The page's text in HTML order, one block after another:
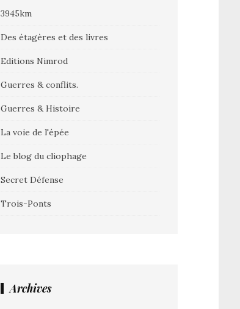
3945km
Des étagères et des livres
Editions Nimrod
Guerres & conflits.
Guerres & Histoire
La voie de l'épée
Le blog du cliophage
Secret Défense
Trois-Ponts
Archives